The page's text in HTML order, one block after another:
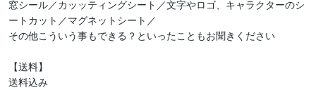
窓シール／カッッティングシート／文字やロゴ、キャラクターのシ
ートカット／マグネットシート／
その他こういう事もできる？といったこともお聞きください
【送料】
送料込み